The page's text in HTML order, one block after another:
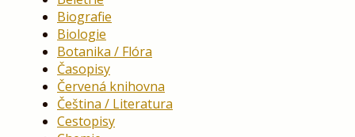
Biografie
Biologie
Botanika / Flóra
Časopisy
Červená knihovna
Čeština / Literatura
Cestopisy